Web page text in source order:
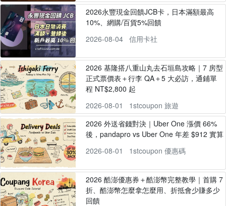
2026永豐現金回饋JCB卡，日本滿額最高
10%、網購/百貨5%回饋
2026-08-04
信用卡社
2026 基隆搭八重山丸去石垣島攻略｜7 房型
正式票價表＋行李 QA＋5 大必訪，通鋪單
程 NT$2,800 起
2026-08-01
1stcoupon 旅遊
2026 外送省錢對決｜Uber One 漲價 66%
後，pandapro vs Uber One 年差 $912 實算
2026-08-01
1stcoupon 優惠碼
2026 酷澎優惠券＋酷澎幣完整教學｜首購 7
折、酷澎幣怎麼拿怎麼用、折抵會少賺多少
回饋